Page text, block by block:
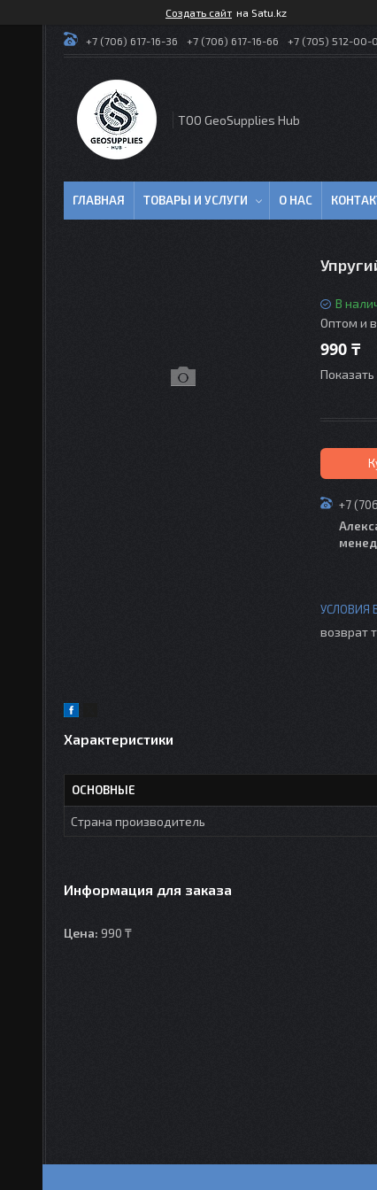
Создать сайт на Satu.kz
+7 (706) 617-16-36 +7 (706) 617-16-66 +7 (705) 512-00-
TOO GeoSupplies Hub
ГЛАВНАЯ ТОВАРЫ И УСЛУГИ О НАС
В
Оптом и
990 ₸
+7
возврат
Характеристики
ОСНОВНЫЕ
Страна производитель
Информация для заказа
Цена: 990 ₸